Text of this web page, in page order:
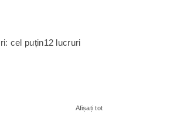
cel puțin12 lucruri
Afișați tot